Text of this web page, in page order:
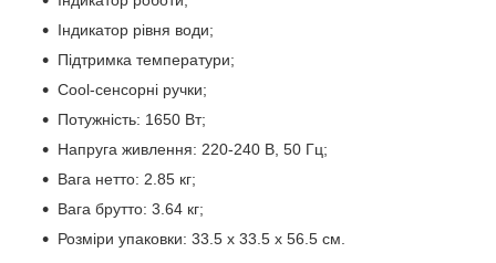
Індикатор рівня води;
Підтримка температури;
Cool-сенсорні ручки;
Потужність: 1650 Вт;
Напруга живлення: 220-240 В, 50 Гц;
Вага нетто: 2.85 кг;
Вага брутто: 3.64 кг;
Розміри упаковки: 33.5 х 33.5 х 56.5 см.